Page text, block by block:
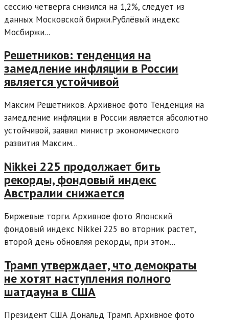
сессию четверга снизился на 1,2%, следует из
данных Московской биржи.Рублёвый индекс
Мосбиржи...
Решетников: тенденция на
замедление инфляции в России
является устойчивой
Максим Решетников. Архивное фото Тенденция на
замедление инфляции в России является абсолютно
устойчивой, заявил министр экономического
развития Максим...
Nikkei 225 продолжает бить
рекорды, фондовый индекс
Австралии снижается
Биржевые торги. Архивное фото Японский
фондовый индекс Nikkei 225 во вторник растет,
второй день обновляя рекорды, при этом...
Трамп утверждает, что демократы
не хотят наступления полного
шатдауна в США
Президент США Дональд Трамп. Архивное фото